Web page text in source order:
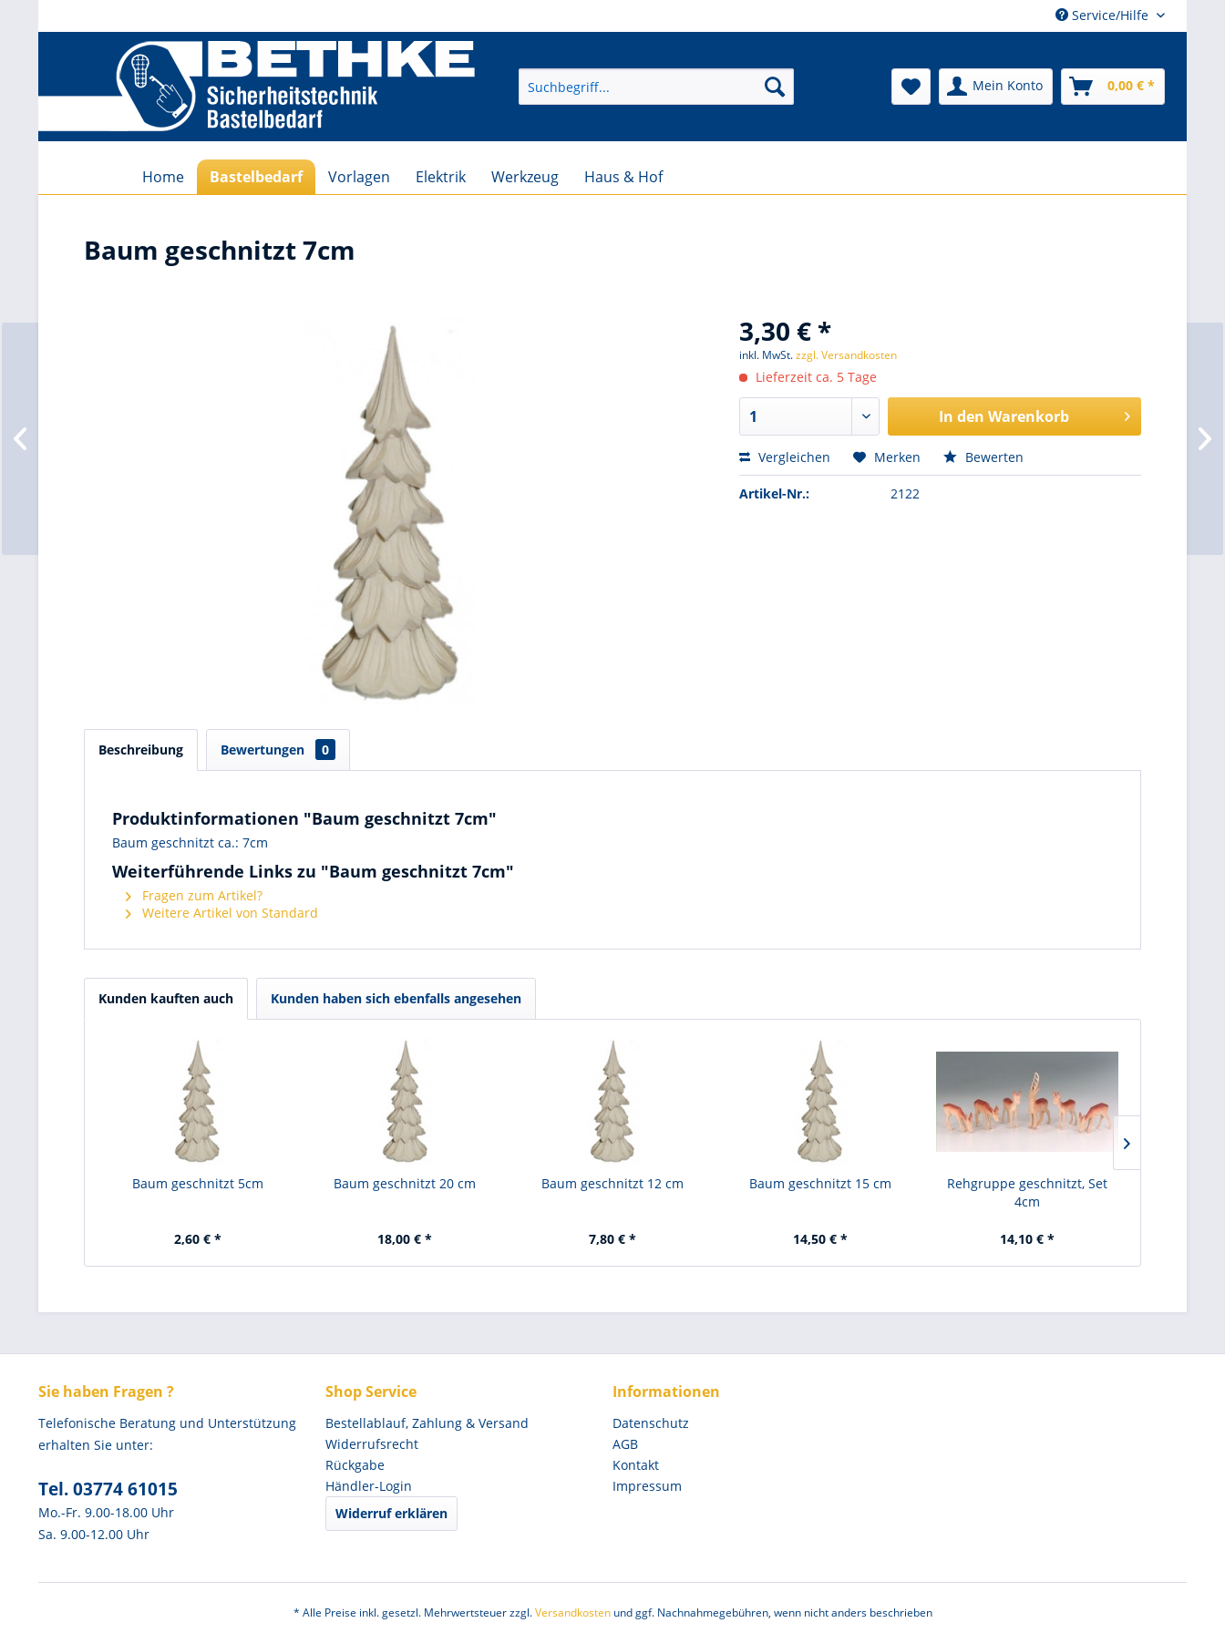
Service/Hilfe
Mein Konto 0,00 € *
Home Bastelbedarf Vorlagen Elektrik Werkzeug Haus & Hof
Baum geschnitzt 7cm
3,30 € *
inkl. MwSt.zzgl. Versandkosten
Lieferzeit ca. 5 Tage
In den Warenkorb
Vergleichen Merken Bewerten
Artikel-Nr.: 2122
Beschreibung Bewertungen 0
Produktinformationen "Baum geschnitzt 7cm"
Baum geschnitzt ca.: 7cm
Weiterführende Links zu "Baum geschnitzt 7cm"
Fragen zum Artikel?
Weitere Artikel von Standard
Kunden kauften auch Kunden haben sich ebenfalls angesehen
Baum geschnitzt 5cm
2,60 € *
Baum geschnitzt 20 cm
18,00 € *
Baum geschnitzt 12 cm
7,80 € *
Baum geschnitzt 15 cm
14,50 € *
Rehgruppe geschnitzt, Set
4cm
14,10 € *
Sie haben Fragen ?
Telefonische Beratung und Unterstützung
erhalten Sie unter:
Tel. 03774 61015
Mo.-Fr. 9.00-18.00 Uhr
Sa. 9.00-12.00 Uhr
Shop Service
Bestellablauf, Zahlung & Versand
Widerrufsrecht
Rückgabe
Händler-Login
Widerruf erklären
Informationen
Datenschutz
AGB
Kontakt
Impressum
* Alle Preise inkl. gesetzl. Mehrwertsteuer zzgl.Versandkostenund ggf. Nachnahmegebühren, wenn nicht anders beschrieben